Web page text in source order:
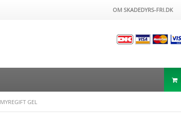
OM SKADEDYRS-FRI.DK
MYREGIFT GEL